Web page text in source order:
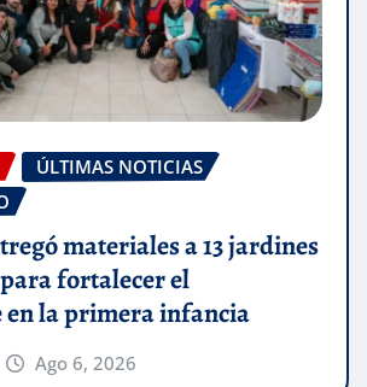
ÚLTIMAS NOTICIAS
materiales a 13 jardines
fortalecer el
la primera infancia
Ago 6, 2026